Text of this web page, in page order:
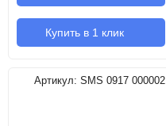
Купить в 1 клик
Артикул: SMS 0917 000002